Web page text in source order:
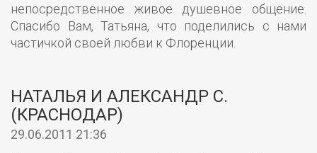
непосредственное живое душевное общение.
Спасибо Вам, Татьяна, что поделились с нами
частичкой своей любви к Флоренции.
НАТАЛЬЯ И АЛЕКСАНДР С.
(КРАСНОДАР)
29.06.2011 21:36